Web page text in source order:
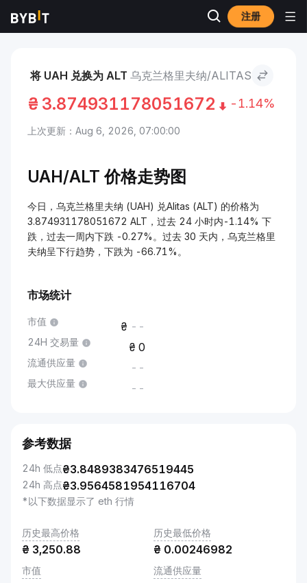
注册
市场 Alitas 价格 ALT 乌克兰格里夫纳 to Alitas
将 UAH 兑换为 ALT 乌克兰格里夫纳/ALITAS
₴ 3.874931178051672 -1.14%
上次更新：Aug 6, 2026, 07:00:00
UAH/ALT 价格走势图
今日，乌克兰格里夫纳 (UAH) 兑Alitas (ALT) 的价格为
3.874931178051672 ALT，过去 24 小时内-1.14% 下
跌，过去一周内下跌 -0.27%。过去 30 天内，乌克兰格里
夫纳呈下行趋势，下跌为 -66.71%。
市场统计
市值 --
24H 交易量 0
流通供应量 --
最大供应量 --
参考数据
24h 低点₴3.8489383476519445
24h 高点₴3.9564581954116704
*以下数据显示了 eth 行情
历史最高价格
₴ 3,250.88
历史最低价格
₴ 0.00246982
市值 流通供应量